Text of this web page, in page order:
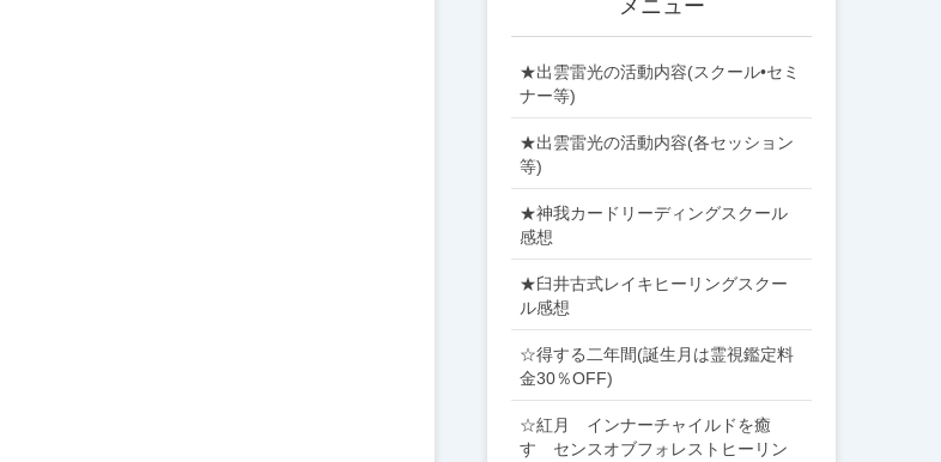
メニュー
★出雲雷光の活動内容(スクール•セミ
ナー等)
★出雲雷光の活動内容(各セッション
等)
★神我カードリーディングスクール
感想
★臼井古式レイキヒーリングスクー
ル感想
☆得する二年間(誕生月は霊視鑑定料
金30％OFF)
☆紅月 インナーチャイルドを癒
す センスオブフォレストヒーリン